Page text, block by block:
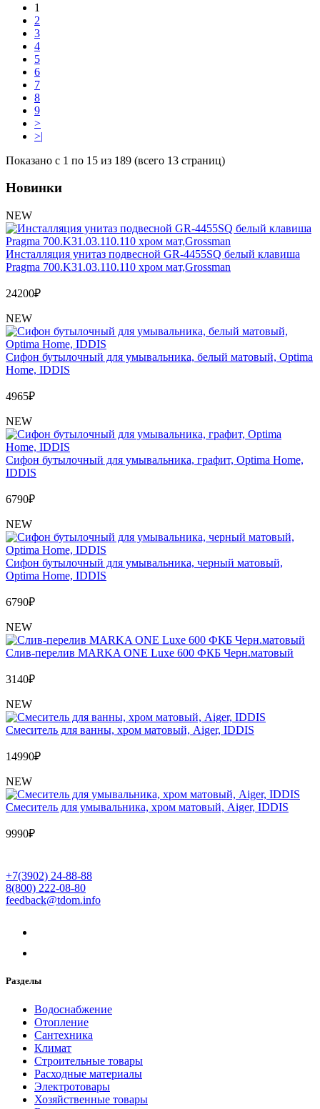
1
2
3
4
5
6
7
8
9
>
>|
Показано с 1 по 15 из 189 (всего 13 страниц)
Новинки
NEW
Инсталляция унитаз подвесной GR-4455SQ белый клавиша
Pragma 700.K31.03.110.110 хром мат,Grossman
24200₽
NEW
Сифон бутылочный для умывальника, белый матовый, Optima
Home, IDDIS
4965₽
NEW
Сифон бутылочный для умывальника, графит, Optima Home,
IDDIS
6790₽
NEW
Сифон бутылочный для умывальника, черный матовый,
Optima Home, IDDIS
6790₽
NEW
Слив-перелив MARKA ONE Luxe 600 ФКБ Черн.матовый
3140₽
NEW
Cмеситель для ванны, хром матовый, Aiger, IDDIS
14990₽
NEW
Cмеситель для умывальника, хром матовый, Aiger, IDDIS
9990₽
+7(3902) 24-88-88
8(800) 222-08-80
feedback@tdom.info
Разделы
Водоснабжение
Отопление
Сантехника
Климат
Строительные товары
Расходные материалы
Электротовары
Хозяйственные товары